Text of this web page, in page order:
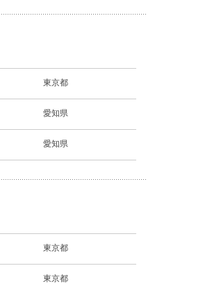
東京都
愛知県
愛知県
東京都
東京都